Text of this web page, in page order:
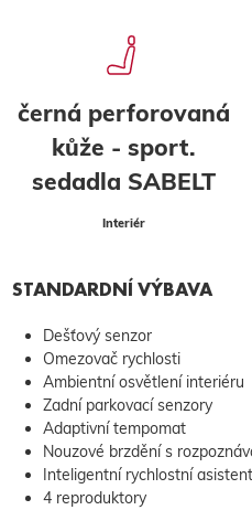
černá perforovaná
kůže - sport.
sedadla SABELT
Interiér
STANDARDNÍ VÝBAVA
Dešťový senzor
Omezovač rychlosti
Ambientní osvětlení interiéru
Zadní parkovací senzory
Adaptivní tempomat
Nouzové brzdění s
Inteligentní rychlostní asistent
4 reproduktory